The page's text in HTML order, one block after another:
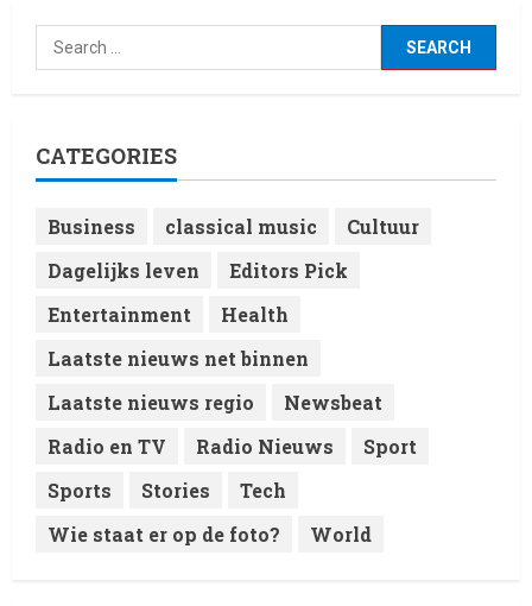
5
RTVchannel.com brengt je
entertainmentnieuws!
CATEGORIES
Business classical music
Cultuur
Dagelijks leven
Editors Pick
Entertainment
Health
Laatste nieuws net binnen
Laatste nieuws regio
Newsbeat
Radio en TV
Radio Nieuws
Sport
Sports
Stories
Tech
Wie staat er op de foto?
World